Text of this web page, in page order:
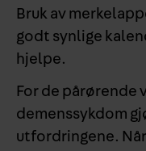
Bruk av
godt synlige
hjelpe.
For de pårørende
demenssykdom
utfordringene.